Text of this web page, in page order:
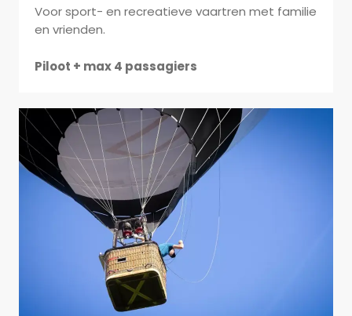
Voor sport- en recreatieve vaartren met familie
en vrienden.
Piloot + max 4 passagiers